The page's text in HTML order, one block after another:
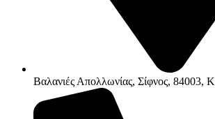
Βαλανιές Απολλωνίας, Σίφνος, 84003,